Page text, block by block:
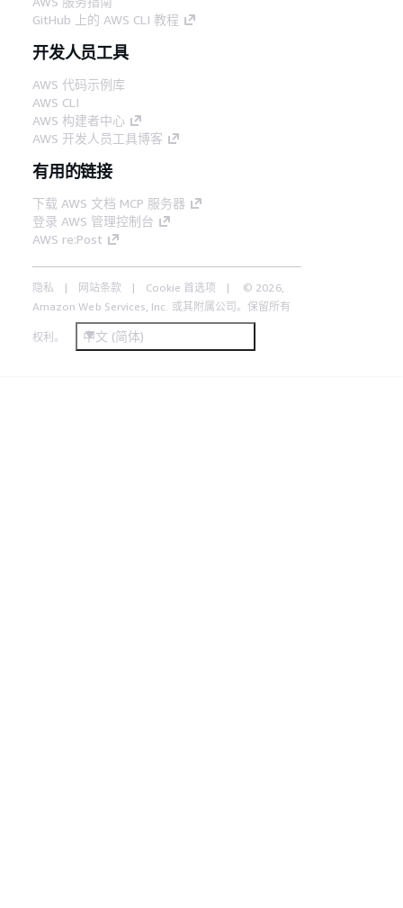
GitHub 上的 AWS CLI 教程
开发人员工具
AWS 代码示例库
AWS CLI
AWS 构建者中心
AWS 开发人员工具博客
有用的链接
下载 AWS 文档 MCP 服务器
登录 AWS 管理控制台
AWS re:Post
隐私 网站条款 Cookie 首选项
© 2026,
Amazon Web Services, Inc. 或其附属公司。保留所有
权利。 中文 (简体)